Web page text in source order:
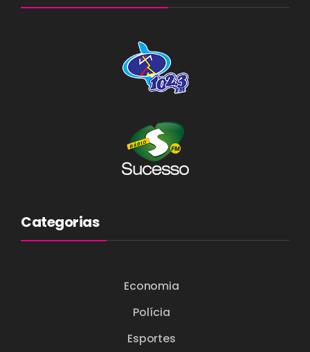
Categorias
Economia
Polícia
Esportes